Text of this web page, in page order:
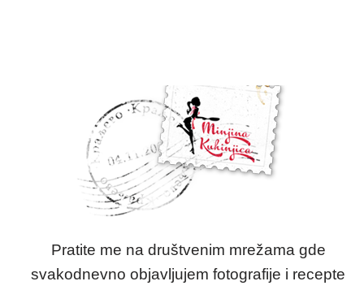
Pratite me na društvenim mrežama gde
svakodnevno objavljujem fotografije i recepte